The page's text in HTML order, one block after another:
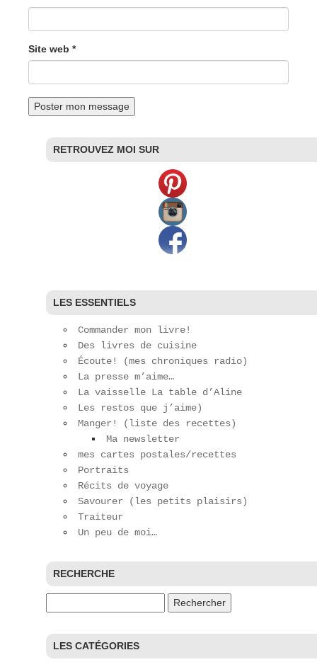
Site web *
RETROUVEZ MOI SUR
LES ESSENTIELS
Commander mon livre!
Des livres de cuisine
Écoute! (mes chroniques radio)
La presse m’aime…
La vaisselle La table d’Aline
Les restos que j’aime)
Manger! (liste des recettes)
Ma newsletter
mes cartes postales/recettes
Portraits
Récits de voyage
Savourer (les petits plaisirs)
Traiteur
Un peu de moi…
RECHERCHE
LES CATÉGORIES